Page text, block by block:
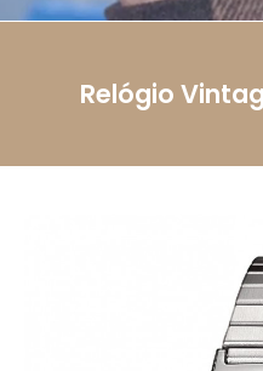
Relógio
Mensagem